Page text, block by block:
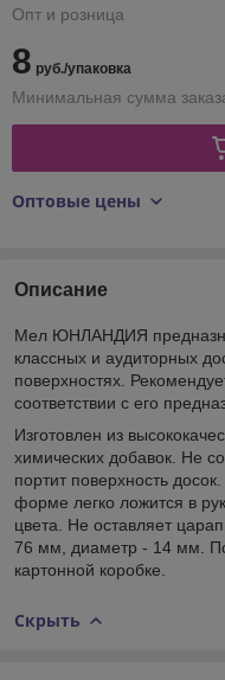
Опт и розница
8 руб./упаковка
Минимальная сумма
Оптовые цены
Описание
Мел ЮНЛАНДИЯ
классных и аудиторных
поверхностях.
соответствии с его
Изготовлен из
химических добавок. Не
портит поверхность
форме легко ложится в
цвета. Не оставляет
76 мм, диаметр - 14 мм.
картонной коробке.
Скрыть